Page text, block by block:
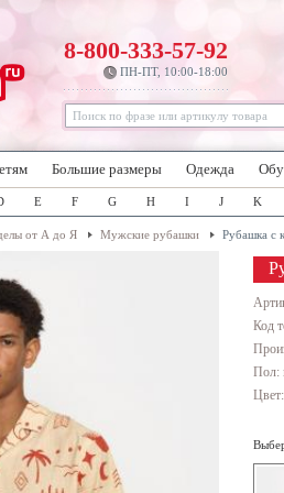
8-800-333-57-92
ПН-ПТ, 10:00-18:00
Большие размеры Одежда
E F G H I J K
от А до Я Мужские рубашки Рубашка с
Код
Пол: